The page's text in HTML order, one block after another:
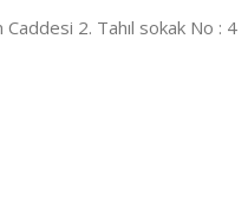
2. Tahıl sokak No : 4